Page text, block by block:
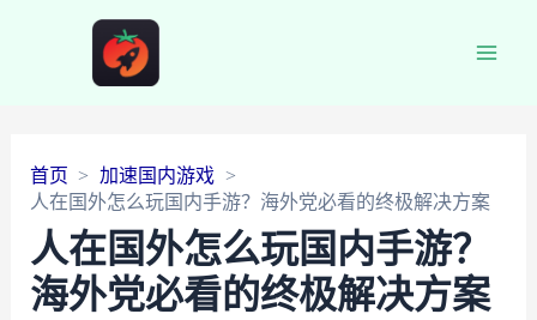
首页
加速国内游戏
人在国外怎么玩国内手游？海外党必看的终极解决方案
人在国外怎么玩国内手游？
海外党必看的终极解决方案